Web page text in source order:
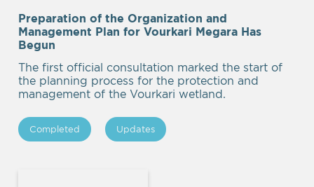
Preparation of the Organization and
Management Plan for Vourkari Megara Has
Begun
The first official consultation marked the start of
the planning process for the protection and
management of the Vourkari wetland.
Completed Updates